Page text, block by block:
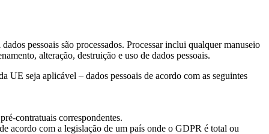
pessoais são processados. Processar inclui qualquer manuseio
alteração, destruição e uso de dados pessoais.
UE seja aplicável – dados pessoais de acordo com as seguintes
contratuais correspondentes.
acordo com a legislação de um país onde o GDPR é total ou